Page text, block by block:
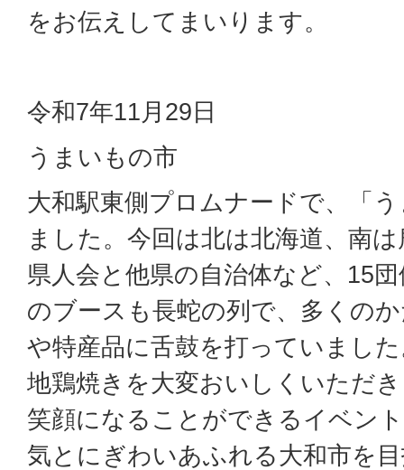
をお伝えしてまいります。
令和7年11月29日
うまいもの市
大和駅東側プロムナードで、「
ました。今回は北は北海道、南
県人会と他県の自治体など、15
のブースも長蛇の列で、多くの
や特産品に舌鼓を打っていまし
地鶏焼きを大変おいしくいただ
笑顔になることができるイベン
気とにぎわいあふれる大和市を